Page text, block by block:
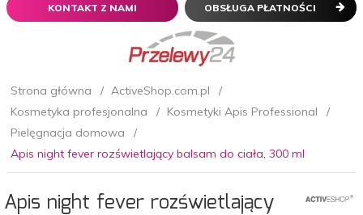
KONTAKT Z NAMI OBSŁUGA PŁATNOŚCI
Strona główna
ActiveShop.com.pl
Kosmetyka profesjonalna
Kosmetyki Apis Professional
Pielęgnacja domowa
Apis night fever rozświetlający balsam do ciała, 300 ml
Apis night fever rozświetlający